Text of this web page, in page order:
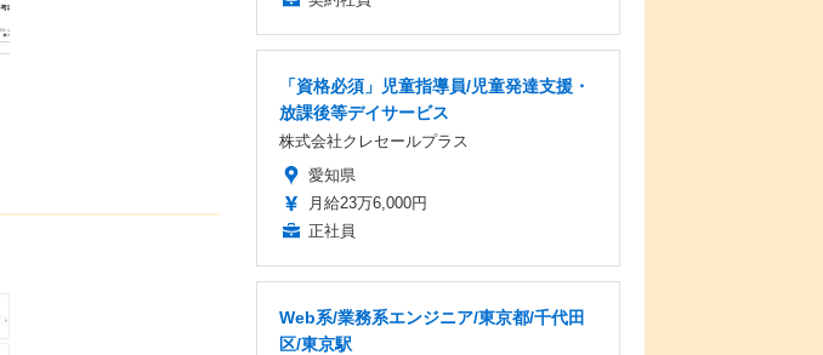
「資格必須」児童指導員/児童発達支援・
放課後等デイサービス
株式会社クレセールプラス
愛知県
月給23万6,000円
正社員
Web系/業務系エンジニア/東京都/千代田
区/東京駅